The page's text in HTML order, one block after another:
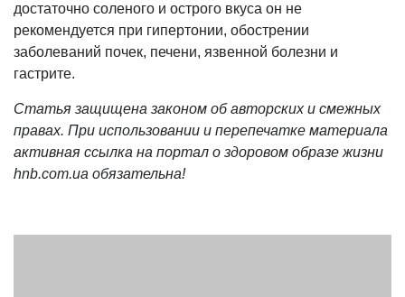
достаточно соленого и острого вкуса он не
рекомендуется при гипертонии, обострении
заболеваний почек, печени, язвенной болезни и
гастрите.
Статья защищена законом об авторских и смежных
правах. При использовании и перепечатке материала
активная ссылка на портал о здоровом образе жизни
hnb.com.ua обязательна!